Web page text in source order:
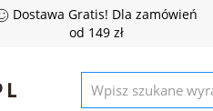
Dostawa Gratis! Dla zamówień
od 149 zł